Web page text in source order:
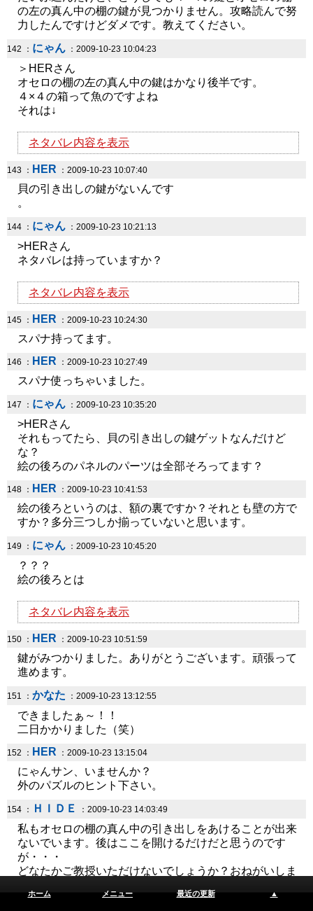
の左の真ん中の棚の鍵が見つかりません。攻略読んで努
力したんですけどダメです。教えてください。
142 ： にゃん ：2009-10-23 10:04:23
＞HERさん
オセロの棚の左の真ん中の鍵はかなり後半です。
４×４の箱って魚のですよね
それは↓
ネタバレ内容を表示
143 ： HER ：2009-10-23 10:07:40
貝の引き出しの鍵がないんです
。
144 ： にゃん ：2009-10-23 10:21:13
>HERさん
ネタバレは持っていますか？
ネタバレ内容を表示
145 ： HER ：2009-10-23 10:24:30
スパナ持ってます。
146 ： HER ：2009-10-23 10:27:49
スパナ使っちゃいました。
147 ： にゃん ：2009-10-23 10:35:20
>HERさん
それもってたら、貝の引き出しの鍵ゲットなんだけど
な？
絵の後ろのパネルのパーツは全部そろってます？
148 ： HER ：2009-10-23 10:41:53
絵の後ろというのは、額の裏ですか？それとも壁の方で
すか？多分三つしか揃っていないと思います。
149 ： にゃん ：2009-10-23 10:45:20
？？？
絵の後ろとは
ネタバレ内容を表示
150 ： HER ：2009-10-23 10:51:59
鍵がみつかりました。ありがとうございます。頑張って
進めます。
151 ： かなた ：2009-10-23 13:12:55
できましたぁ～！！
二日かかりました（笑）
152 ： HER ：2009-10-23 13:15:04
にゃんサン、いませんか？
外のパズルのヒント下さい。
154 ： ＨＩＤＥ ：2009-10-23 14:03:49
私もオセロの棚の真ん中の引き出しをあけることが出来
ないでいます。後はここを開けるだけだと思うのです
が・・・
どなたかご教授いただけないでしょうか？おねがいしま
ホーム メニュー 最近の更新 ▲